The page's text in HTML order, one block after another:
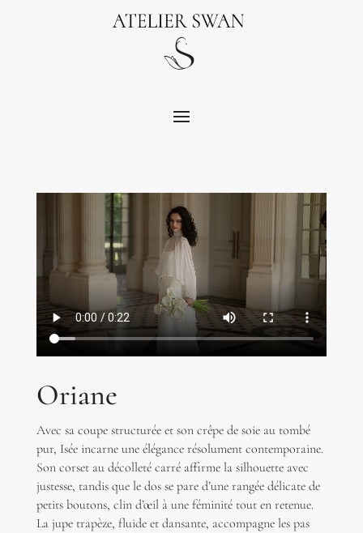
Oriane
Avec sa coupe structurée et son crêpe de soie au tombé
pur, Isée incarne une élégance résolument contemporaine.
Son corset au décolleté carré affirme la silhouette avec
justesse, tandis que le dos se pare d’une rangée délicate de
petits boutons, clin d’œil à une féminité tout en retenue.
La jupe trapèze, fluide et dansante, accompagne les pas